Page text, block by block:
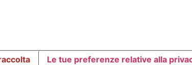
Le tue preferenze relative alla